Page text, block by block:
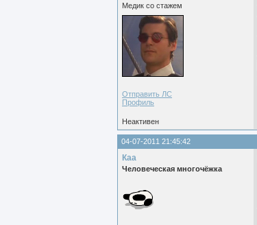
Медик со стажем
Отправить ЛС
Профиль
Неактивен
04-07-2011 21:45:42
Каа
Человеческая многочёжка